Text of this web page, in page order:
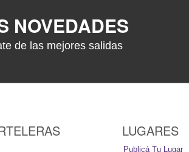
NOVEDADES
de las mejores salidas
LUGARES
Publicá Tu Lugar